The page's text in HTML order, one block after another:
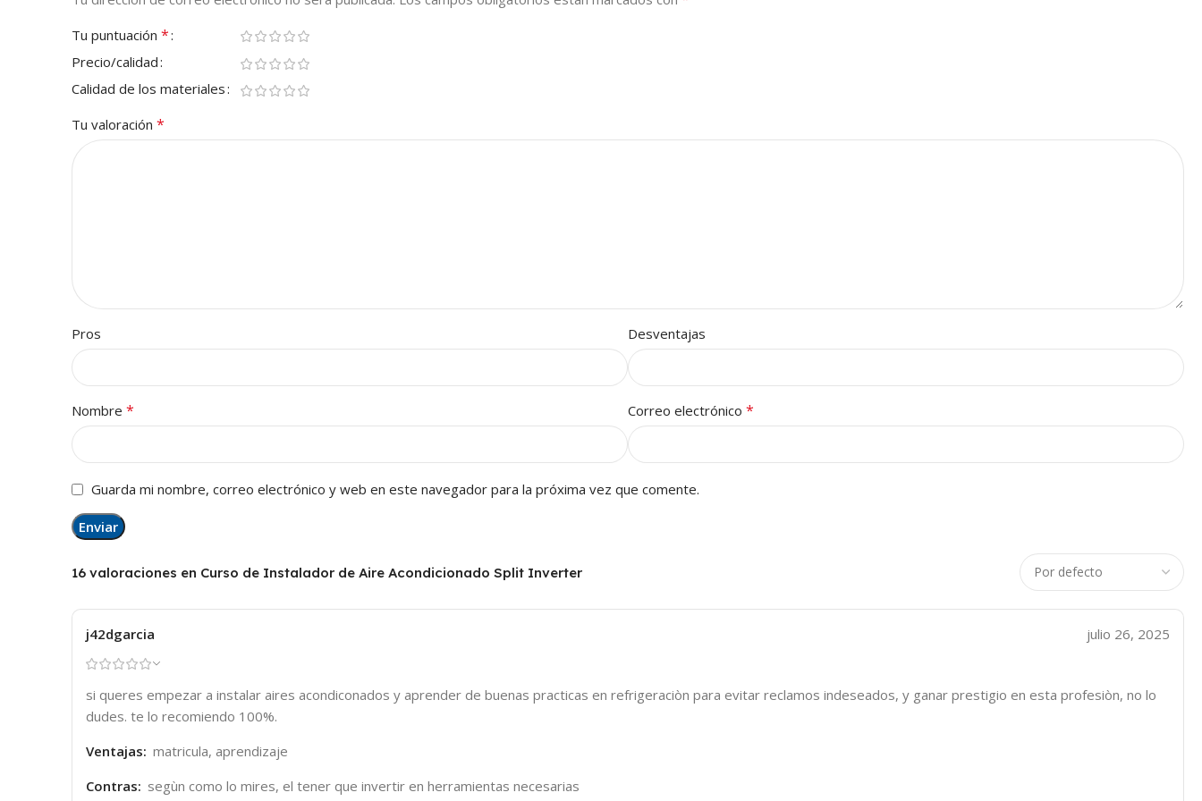
16 valoraciones en Curso de Instalador de Aire Acondicionado Split Inverter
j42dgarcia julio 26, 2025
si queres empezar a instalar aires acondiconados y aprender de buenas practicas en refrigeraciòn para evitar reclamos indeseados, y ganar prestigio en esta profesiòn, no lo
dudes. te lo recomiendo 100%.
Ventajas: matricula, aprendizaje
Contras: segùn como lo mires, el tener que invertir en herramientas necesarias
Tu puntuación *
Precio/calidad
Calidad de los materiales
Tu valoración *
Pros Desventajas
Nombre * Correo electrónico *
Guarda mi nombre, correo electrónico y web en este navegador para la próxima vez que comente.